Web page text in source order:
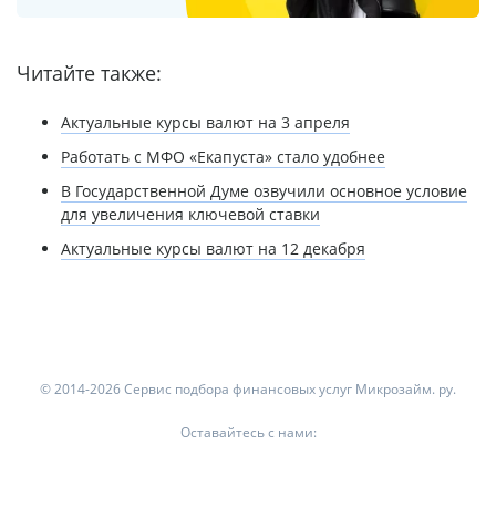
Читайте также:
Актуальные курсы валют на 3 апреля
Работать с МФО «Екапуста» стало удобнее
В Государственной Думе озвучили основное условие
для увеличения ключевой ставки
Актуальные курсы валют на 12 декабря
© 2014-2026 Сервис подбора финансовых услуг Микрозайм. ру.
Оставайтесь с нами: